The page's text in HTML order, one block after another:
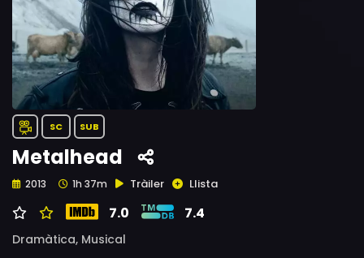
SC SUB
Metalhead
2013 1h 37m Tràiler Llista
7.0 7.4
Dramàtica, Musical